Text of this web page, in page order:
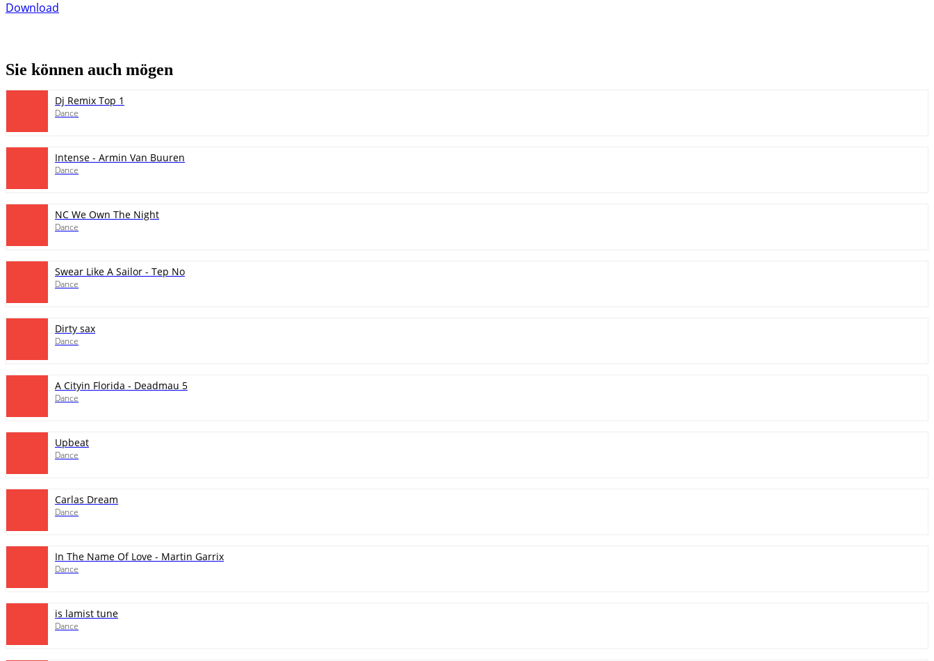
Download
Sie können auch mögen
Dj Remix Top 1
Dance
Intense - Armin Van Buuren
Dance
NC We Own The Night
Dance
Swear Like A Sailor - Tep No
Dance
Dirty sax
Dance
A Cityin Florida - Deadmau 5
Dance
Upbeat
Dance
Carlas Dream
Dance
In The Name Of Love - Martin Garrix
Dance
is lamist tune
Dance